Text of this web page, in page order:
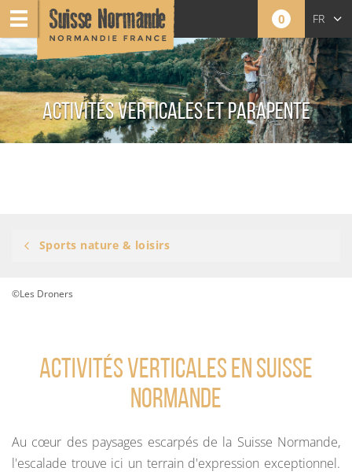
0 FR
EN
NL
ACTIVITÉS VERTICALES ET PARAPENTE
Sports nature & loisirs
©Les Droners
Activités verticales en Suisse
Normande
Au cœur des paysages escarpés de la Suisse Normande,
l'escalade trouve ici un terrain d'expression exceptionnel.